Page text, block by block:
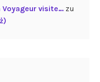
Voyageur visite…zu